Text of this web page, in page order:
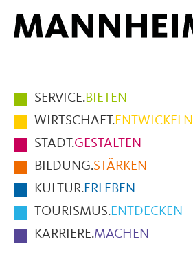
Hauptmenüpunkte
im
Fußbereich
der
Seite
SERVICE.BIETEN
WIRTSCHAFT.ENTWICKELN
STADT.GESTALTEN
BILDUNG.STÄRKEN
KULTUR.ERLEBEN
TOURISMUS.ENTDECKEN
KARRIERE.MACHEN